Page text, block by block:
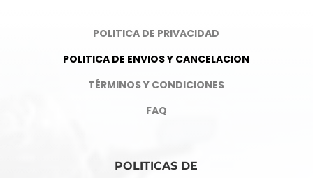
POLITICA DE PRIVACIDAD
POLITICA DE ENVIOS Y CANCELACION
TÉRMINOS Y CONDICIONES
FAQ
POLITICAS DE